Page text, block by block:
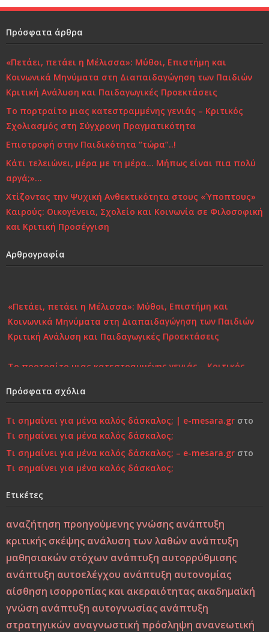
b
o
o
k
r dI
Πρόσφατα άρθρα
«Πετάει, πετάει η Μέλισσα»: Μύθοι, Επιστήμη και
Κοινωνικά Μηνύματα στη Διαπαιδαγώγηση των Παιδιών
Κριτική Ανάλυση και Παιδαγωγικές Προεκτάσεις
Το πορτραίτο μιας κατεστραμμένης γενιάς – Κριτικός
Σχολιασμός στη Σύγχρονη Πραγματικότητα
Επιστροφή στην Παιδικότητα “τώρα”..!
Κάτι τελειώνει, μέρα με τη μέρα… Μήπως είναι πια πολύ
αργά;»…
Χτίζοντας την Ψυχική Ανθεκτικότητα στους «Ύποπτους»
Καιρούς: Οικογένεια, Σχολείο και Κοινωνία σε Φιλοσοφική
και Κριτική Προσέγγιση
Αρθρογραφία
«Πετάει, πετάει η Μέλισσα»: Μύθοι, Επιστήμη και
Κοινωνικά Μηνύματα στη Διαπαιδαγώγηση των Παιδιών
Κριτική Ανάλυση και Παιδαγωγικές Προεκτάσεις
Το πορτραίτο μιας κατεστραμμένης γενιάς – Κριτικός
Κάτι τελειώνει, μέρα με τη μέρα… Μήπως είναι πια πολύ
αργά;»…
Καιρούς: Οικογένεια, Σχολείο και Κοινωνία σε
Εσύ φταις, φώναξε, εσύ!
Μεταξύ σφύρας και άκμονος. Η νεότητα της ελπίδας ως
ελπίδα των νέων
Από τη Βιοπαιδαγωγική στη Ζωοπαιδαγωγική;
Πρόσφατα σχόλια
Τι σημαίνει για μένα καλός δάσκαλος; | e-mesara.gr στο
Τι σημαίνει για μένα καλός δάσκαλος;
Τι σημαίνει για μένα καλός δάσκαλος; – e-mesara.gr στο
Τι σημαίνει για μένα καλός δάσκαλος;
Ετικέτες
αναζήτηση προηγούμενης γνώσης ανάπτυξη
κριτικής σκέψης ανάλυση των λαθών ανάπτυξη
μαθησιακών στόχων ανάπτυξη αυτορρύθμισης
ανάπτυξη αυτοελέγχου ανάπτυξη αυτονομίας
αίσθηση ισορροπίας και ακεραιότητας ακαδημαϊκή
γνώση ανάπτυξη αυτογνωσίας ανάπτυξη
στρατηγικών αναγνωστική πρόσληψη ανανεωτική